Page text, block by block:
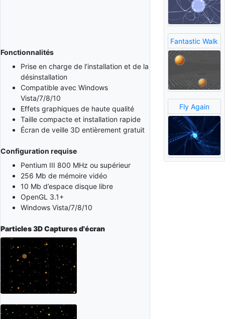
Fonctionnalités
Prise en charge de l’installation et de la
désinstallation
Compatible avec Windows
Vista/7/8/10
Effets graphiques de haute qualité
Taille compacte et installation rapide
Écran de veille 3D entièrement gratuit
Configuration requise
Pentium III 800 MHz ou supérieur
256 Mb de mémoire vidéo
10 Mb d’espace disque libre
OpenGL 3.1+
Windows Vista/7/8/10
Particles 3DCaptures d'écran
Fantastic Walk
Fly Again